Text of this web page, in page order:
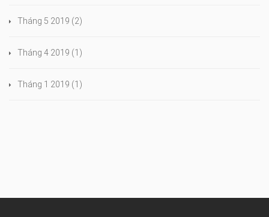
Tháng 5 2019 (2)
Tháng 4 2019 (1)
Tháng 1 2019 (1)